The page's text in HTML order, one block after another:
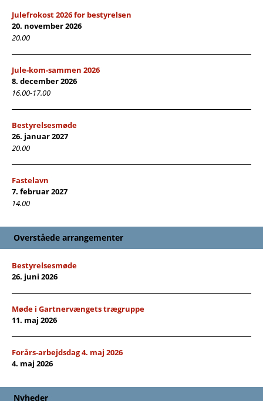
Julefrokost 2026 for bestyrelsen
20. november 2026
20.00
Jule-kom-sammen 2026
8. december 2026
16.00-17.00
Bestyrelsesmøde
26. januar 2027
20.00
Fastelavn
7. februar 2027
14.00
Overståede arrangementer
Bestyrelsesmøde
26. juni 2026
Møde i Gartnervængets trægruppe
11. maj 2026
Forårs-arbejdsdag 4. maj 2026
4. maj 2026
Nyheder